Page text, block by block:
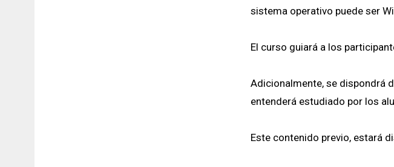
sistema operativo puede ser
El curso guiará a los
Adicionalmente, se dispondrá
entenderá estudiado por los
Este contenido previo, estará